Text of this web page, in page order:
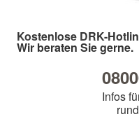
Kostenlose DRK-
Wir beraten Sie gerne.
Infos